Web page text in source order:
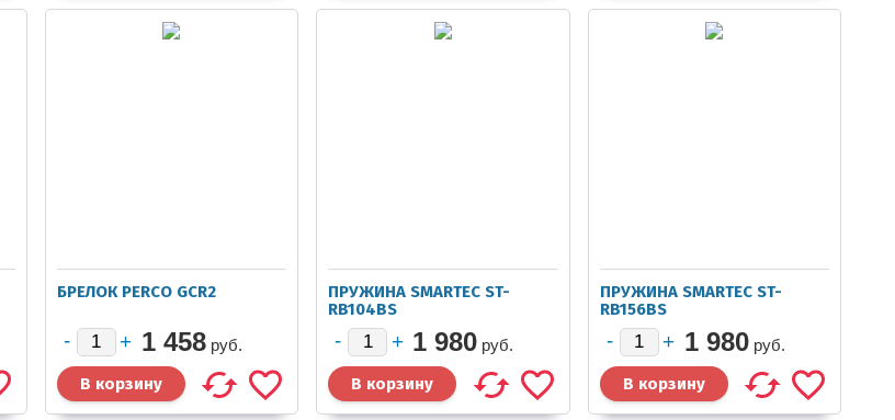
БРЕЛОК PERCO GCR2
1 458 руб.
ПРУЖИНА SMARTEC ST-
RB104BS
1 980 руб.
ПРУЖИНА SMARTEC ST-
RB156BS
1 980 руб.